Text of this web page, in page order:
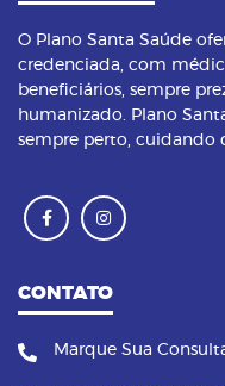
O Plano Santa Saúde
credenciada, com
beneficiários, sempre
humanizado. Plano
sempre perto, cuidando
CONTATO
Marque Sua